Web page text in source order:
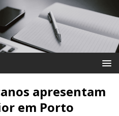
apresentam
em Porto